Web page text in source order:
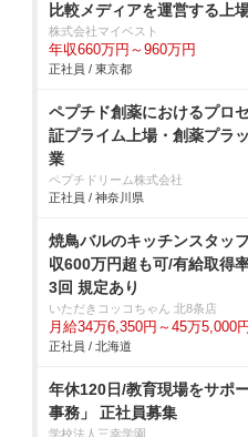
比較メディアを運営する上
株式会社マイベスト
年収660万円～960万円
正社員 / 東京都
ペプチド創薬におけるプロ
証プライム上場・創薬プラ
業
ペプチドリーム株式会社
正社員 / 神奈川県
焼鳥バルのキッチンスタッ
収600万円超も可/有給取得
3回 規定あり
いただきコッコちゃん 北8条店
月給34万6,350円～45万5,000円
正社員 / 北海道
年休120日/教育現場をサポ
事務」 正社員募集
学校法人三幸学園